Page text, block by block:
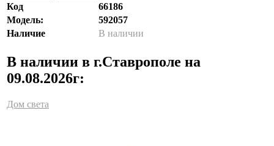
Код
66186
Модель:
592057
Наличие
В наличии
В наличии в г.Ставрополе на
09.08.2026г:
Дом света